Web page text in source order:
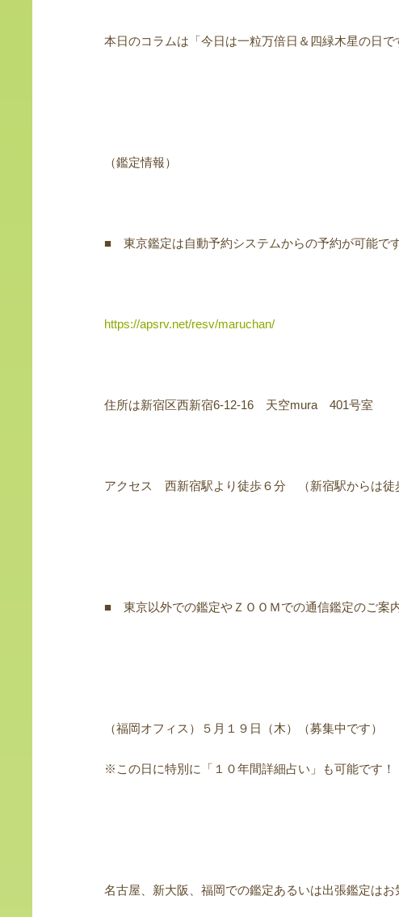
本日のコラムは「今日は一粒万倍日＆四緑木星の日で
（鑑定情報）
■ 東京鑑定は自動予約システムからの予約が可能です
https://apsrv.net/resv/maruchan/
住所は新宿区西新宿6-12-16 天空mura 401号室
アクセス 西新宿駅より徒歩６分 （新宿駅からは徒
■ 東京以外での鑑定やＺＯＯＭでの通信鑑定のご案
（福岡オフィス）５月１９日（木）（募集中です）
※この日に特別に「１０年間詳細占い」も可能です！
名古屋、新大阪、福岡での鑑定あるいは出張鑑定はお